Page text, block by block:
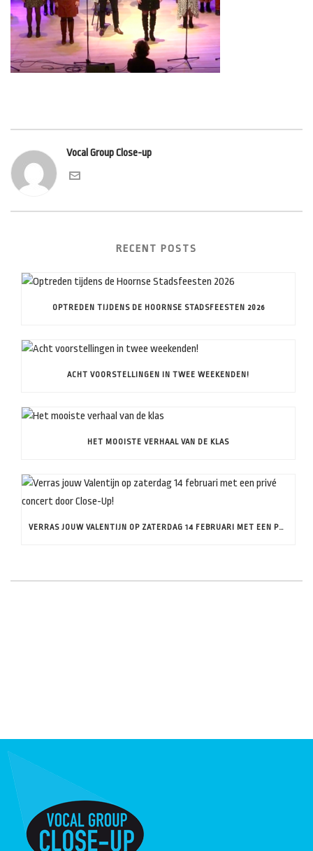
Vocal Group Close-up
RECENT POSTS
OPTREDEN TIJDENS DE HOORNSE STADSFEESTEN 2026
ACHT VOORSTELLINGEN IN TWEE WEEKENDEN!
HET MOOISTE VERHAAL VAN DE KLAS
VERRAS JOUW VALENTIJN OP ZATERDAG 14 FEBRUARI MET EEN PRIVÉ CONCERT DOOR CLOSE-UP!